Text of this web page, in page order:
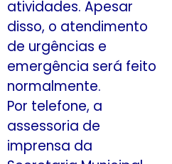
atividades. Apesar
disso, o atendimento
de urgências e
emergência será feito
normalmente.
Por telefone, a
assessoria de
imprensa da